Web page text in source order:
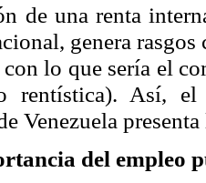
de una renta
genera
lo que sería el
rentística). Así, el
Venezuela
del empleo